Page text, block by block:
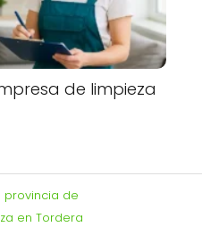
de limpieza
provincia de
en Tordera